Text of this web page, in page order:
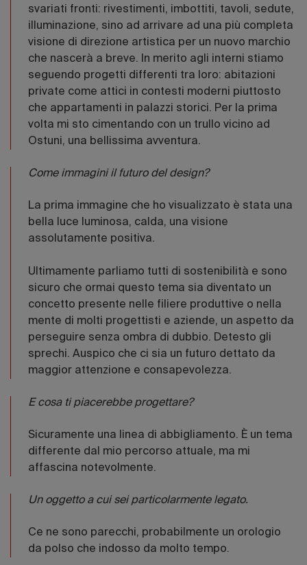
svariati fronti: rivestimenti, imbottiti, tavoli, sedute,
illuminazione, sino ad arrivare ad una più completa
visione di direzione artistica per un nuovo marchio
che nascerà a breve. In merito agli interni stiamo
seguendo progetti differenti tra loro: abitazioni
private come attici in contesti moderni piuttosto
che appartamenti in palazzi storici. Per la prima
volta mi sto cimentando con un trullo vicino ad
Ostuni, una bellissima avventura.
Come immagini il futuro del design?
La prima immagine che ho visualizzato è stata una
bella luce luminosa, calda, una visione
assolutamente positiva.
Ultimamente parliamo tutti di sostenibilità e sono
sicuro che ormai questo tema sia diventato un
concetto presente nelle filiere produttive o nella
mente di molti progettisti e aziende, un aspetto da
perseguire senza ombra di dubbio. Detesto gli
sprechi. Auspico che ci sia un futuro dettato da
maggior attenzione e consapevolezza.
E cosa ti piacerebbe progettare?
Sicuramente una linea di abbigliamento. È un tema
differente dal mio percorso attuale, ma mi
affascina notevolmente.
Un oggetto a cui sei particolarmente legato.
Ce ne sono parecchi, probabilmente un orologio
da polso che indosso da molto tempo.